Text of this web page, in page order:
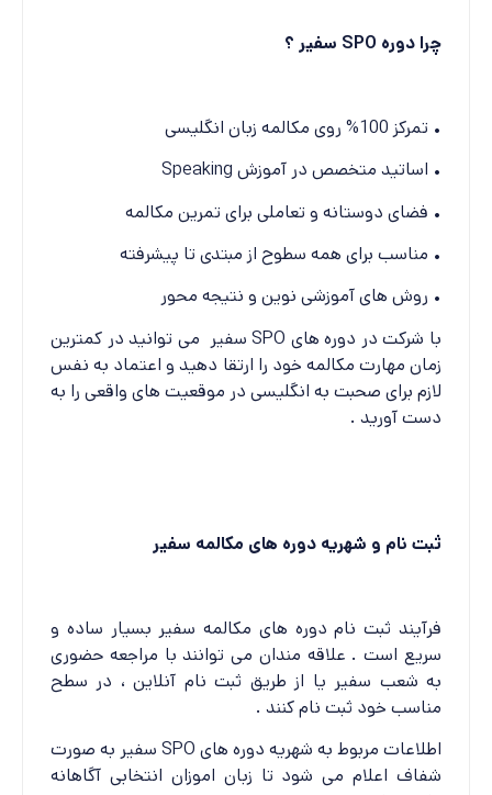
چرا دوره SPO سفیر ؟
• تمرکز 100% روی مکالمه زبان انگلیسی
• اساتید متخصص در آموزش Speaking
• فضای دوستانه و تعاملی برای تمرین مکالمه
• مناسب برای همه سطوح از مبتدی تا پیشرفته
• روش های آموزشی نوین و نتیجه محور
با شرکت در دوره های SPO سفیر می توانید در کمترین
زمان مهارت مکالمه خود را ارتقا دهید و اعتماد به نفس
لازم برای صحبت به انگلیسی در موقعیت های واقعی را به
دست آورید .
ثبت نام و شهریه دوره های مکالمه سفیر
فرآیند ثبت نام دوره های مکالمه سفیر بسیار ساده و
سریع است . علاقه مندان می توانند با مراجعه حضوری
به شعب سفیر یا از طریق ثبت نام آنلاین ، در سطح
مناسب خود ثبت نام کنند .
اطلاعات مربوط به شهریه دوره های SPO سفیر به صورت
شفاف اعلام می شود تا زبان اموزان انتخابی آگاهانه